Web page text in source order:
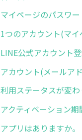
マイページのパスワー
1つのアカウント(マイ
LINE公式アカウント
アカウント(メールア
利用ステータスが変わ
アクティベーション
アプリはありますか。